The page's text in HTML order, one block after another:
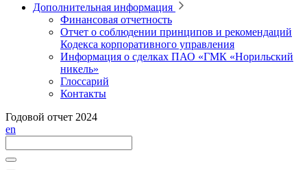
Дополнительная информация
Финансовая отчетность
Отчет о соблюдении принципов и рекомендаций
Кодекса корпоративного управления
Информация о сделках ПАО «ГМК «Норильский
никель»
Глоссарий
Контакты
Годовой отчет 2024
en